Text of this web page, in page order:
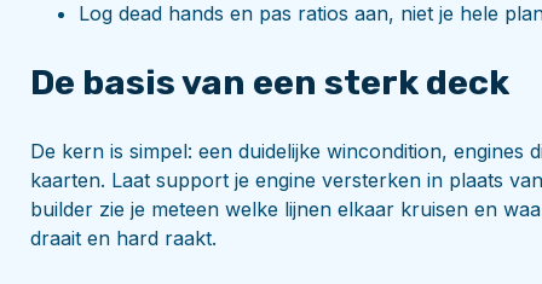
Log dead hands en pas ratios aan, niet je hele
De basis van een sterk deck
De kern is simpel: een duidelijke wincondition, engines
kaarten. Laat support je engine versterken in plaats
builder zie je meteen welke lijnen elkaar kruisen en
draait en hard raakt.